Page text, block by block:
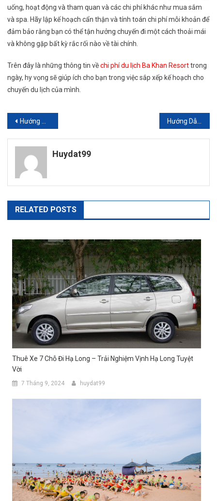
uống, hoạt động và tham quan và các chi phí khác như mua sắm
và spa. Hãy lập kế hoạch cẩn thận và tính toán chi phí mỗi khoản để
đảm bảo rằng bạn có thể tận hưởng chuyến đi một cách thoải mái
và không gặp bất kỳ rắc rối nào về tài chính.
Trên đây là những thông tin vềchi phí du lịch Ba Khan Resorttrong
ngày, hy vọng sẽ giúp ích cho bạn trong việc sắp xếp kế hoạch cho
chuyến du lịch của mình.
Điều
hướng
bài
viết
Hướng Dẫn Đặt Tour Du Lịch Biển Cửa Lò Hè 2024
Huydat99
RELATED POSTS
Thuê Xe 7 Chỗ Đi Hạ Long – Trải Nghiệm Vịnh Hạ Long Tuyệt
Vời
7 Tháng 9, 2024 huydat99